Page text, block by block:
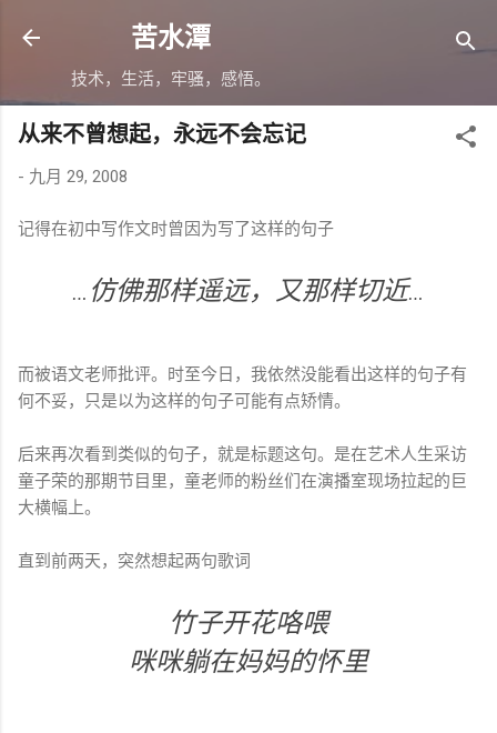
跳至主要内容
苦水潭
技术，生活，牢骚，感悟。
从来不曾想起，永远不会忘记
- 九月 29, 2008
记得在初中写作文时曾因为写了这样的句子
…仿佛那样遥远，又那样切近…
而被语文老师批评。时至今日，我依然没能看出这样的句子有
何不妥，只是以为这样的句子可能有点矫情。
后来再次看到类似的句子，就是标题这句。是在艺术人生采访
童子荣的那期节目里，童老师的粉丝们在演播室现场拉起的巨
大横幅上。
直到前两天，突然想起两句歌词
竹子开花咯喂
咪咪躺在妈妈的怀里